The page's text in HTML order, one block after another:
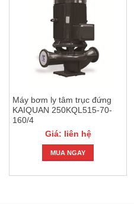
Máy bơm ly tâm trục đứng
KAIQUAN 250KQL515-70-
160/4
Giá: liên hệ
MUA NGAY